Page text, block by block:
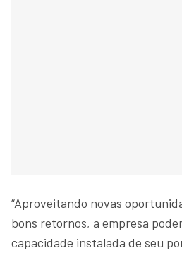
“Aproveitando novas
bons retornos, a empresa
capacidade instalada de seu